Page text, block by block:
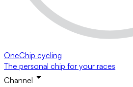
OneChip cycling
The personal chip for your races
Channel